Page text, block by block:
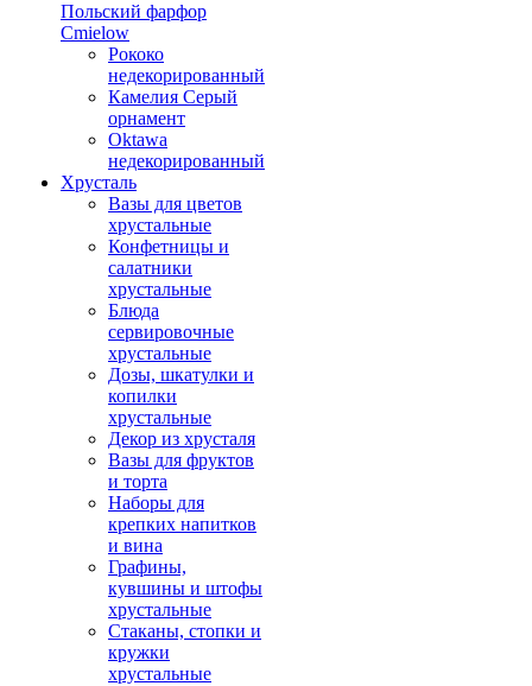
Польский фарфор
Сmielow
Рококо
недекорированный
Камелия Серый
орнамент
Oktawa
недекорированный
Хрусталь
Вазы для цветов
хрустальные
Конфетницы и
салатники
хрустальные
Блюда
сервировочные
хрустальные
Дозы, шкатулки и
копилки
хрустальные
Декор из хрусталя
Вазы для фруктов
и торта
Наборы для
крепких напитков
и вина
Графины,
кувшины и штофы
хрустальные
Стаканы, стопки и
кружки
хрустальные